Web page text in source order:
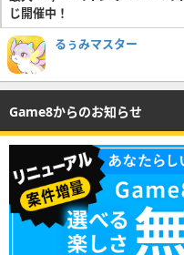
じ開催中！
るぅみマスター
Game8からのお知らせ